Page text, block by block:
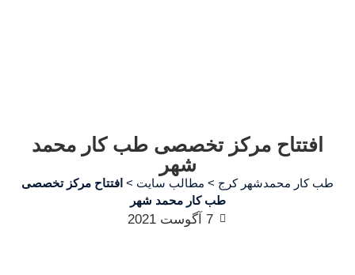
افتتاح مرکز تخصصی طب کار محمد
شهر
طب کار محمدشهر کرج > مطالب سایت > افتتاح مرکز تخصصی
طب کار محمد شهر
7 آگوست 2021